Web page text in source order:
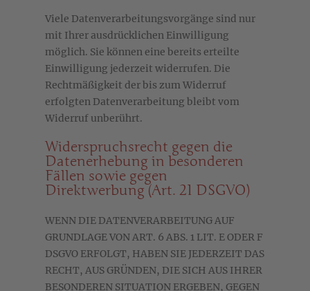
Viele Datenverarbeitungsvorgänge sind nur
mit Ihrer ausdrücklichen Einwilligung
möglich. Sie können eine bereits erteilte
Einwilligung jederzeit widerrufen. Die
Rechtmäßigkeit der bis zum Widerruf
erfolgten Datenverarbeitung bleibt vom
Widerruf unberührt.
Widerspruchsrecht gegen die
Datenerhebung in besonderen
Fällen sowie gegen
Direktwerbung (Art. 21 DSGVO)
WENN DIE DATENVERARBEITUNG AUF
GRUNDLAGE VON ART. 6 ABS. 1 LIT. E ODER F
DSGVO ERFOLGT, HABEN SIE JEDERZEIT DAS
RECHT, AUS GRÜNDEN, DIE SICH AUS IHRER
BESONDEREN SITUATION ERGEBEN, GEGEN